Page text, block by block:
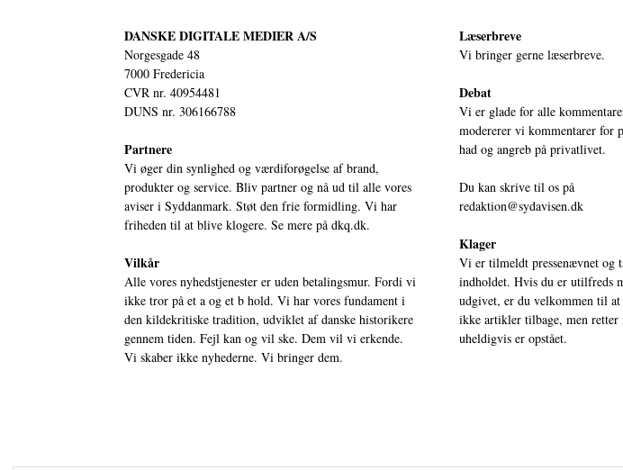
DANSKE DIGITALE MEDIER A/S
Norgesgade 48
7000 Fredericia
CVR nr. 40954481
DUNS nr. 306166788
Partnere
Vi øger din synlighed og værdiforøgelse af brand,
produkter og service. Bliv partner og nå ud til alle vores
aviser i Syddanmark. Støt den frie formidling. Vi har
friheden til at blive klogere. Se mere på dkq.dk.
Vilkår
Alle vores nyhedstjenester er uden betalingsmur. Fordi vi
ikke tror på et a og et b hold. Vi har vores fundament i
den kildekritiske tradition, udviklet af danske historikere
gennem tiden. Fejl kan og vil ske. Dem vil vi erkende.
Vi skaber ikke nyhederne. Vi bringer dem.
Læserbreve
Vi bringer gerne læserbreve.
Debat
Vi er glade for alle
modererer vi kommentarer for
had og angreb på privatlivet.
Du kan skrive til os på
redaktion@sydavisen.dk
Klager
Vi er tilmeldt pressenævnet og
indholdet. Hvis du er utilfreds
udgivet, er du velkommen til
ikke artikler tilbage, men
uheldigvis er opstået.